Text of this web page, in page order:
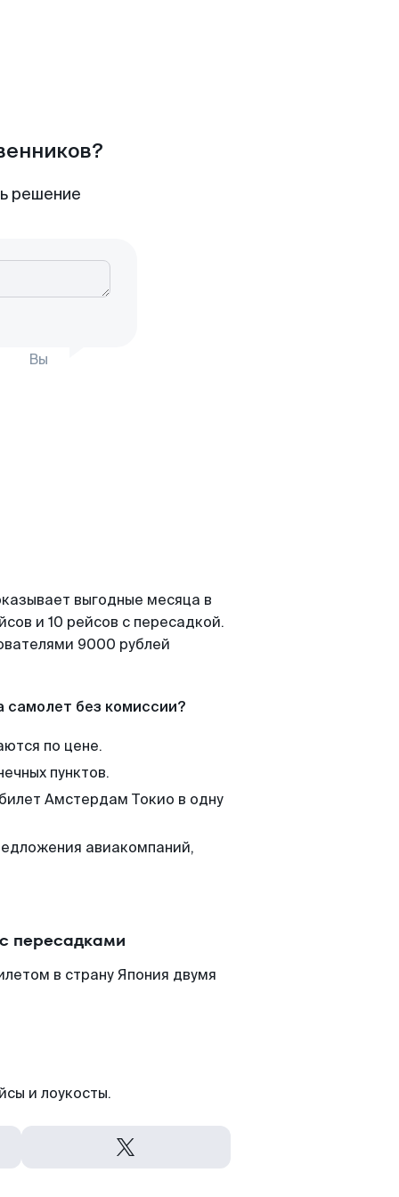
решение
Вы
выгодные месяца в
и 10 рейсов с пересадкой.
9000 рублей
самолет без комиссии?
по цене.
пунктов.
Амстердам Токио в одну
авиакомпаний,
пересадками
в страну Япония двумя
и лоукосты.